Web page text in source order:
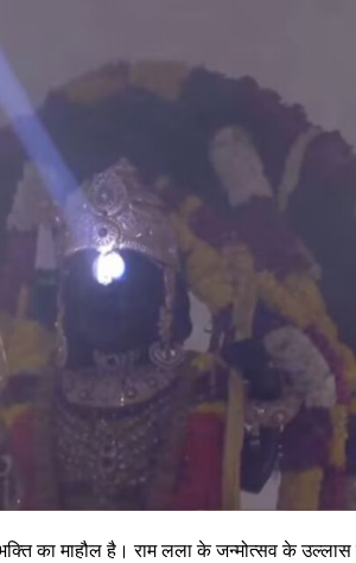
का माहौल है। राम लला के जन्मोत्सव के उल्लास